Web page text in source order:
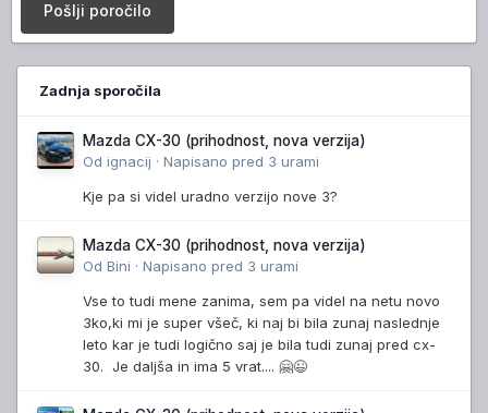
Pošlji poročilo
Zadnja sporočila
Mazda CX-30 (prihodnost, nova verzija)
Od ignacij · Napisano pred 3 urami
Kje pa si videl uradno verzijo nove 3?
Mazda CX-30 (prihodnost, nova verzija)
Od Bini · Napisano pred 3 urami
Vse to tudi mene zanima, sem pa videl na netu novo
3ko,ki mi je super všeč, ki naj bi bila zunaj naslednje
leto kar je tudi logično saj je bila tudi zunaj pred cx-
30. Je daljša in ima 5 vrat.... 🤗😉